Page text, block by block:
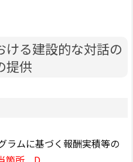
ける建設的な対話の
提供
ラムに基づく報酬実積等の